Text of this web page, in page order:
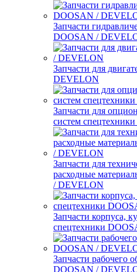
Запчасти
DOOSAN /
Запчасти для
DEVELON
Запчасти для
систем
Запчасти для
расходные
/ DEVELON
Запчасти корпуса,
спецтехники
Запчасти рабочего
DOOSAN /